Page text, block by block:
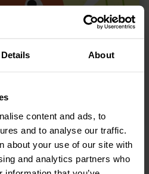
Details About
content and ads, to
and to analyse our traffic.
about your use of our site with
and analytics partners who
ukryć
najlepszego